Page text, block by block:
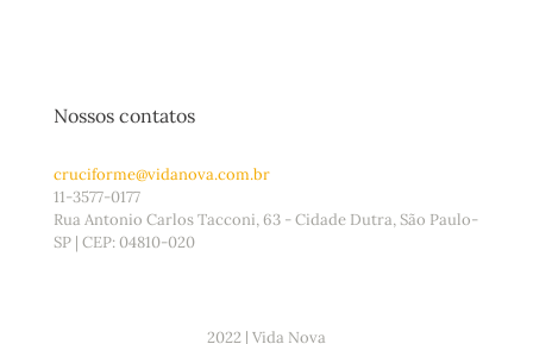
Nossos contatos
cruciforme@vidanova.com.br
11-3577-0177
Rua Antonio Carlos Tacconi, 63 - Cidade Dutra, São Paulo-
SP | CEP: 04810-020
2022 | Vida Nova